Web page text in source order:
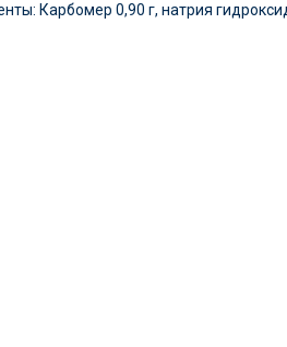
Карбомер 0,90 г, натрия